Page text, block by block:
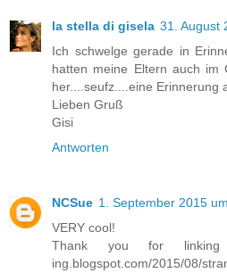
la stella di gisela 31. August
Ich schwelge gerade in
hatten meine Eltern auch im
her....seufz....eine Erinnerung
Lieben Gruß
Gisi
Antworten
NCSue 1. September 2015
VERY cool!
Thank you for linking
ing.blogspot.com/2015/08/